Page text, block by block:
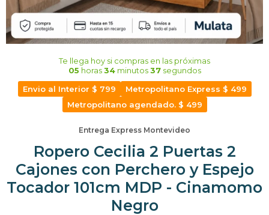
Te llega hoy si compras en las próximas
05 horas34minutos37segundos
Envio al Interior $ 799
Metropolitano Express $ 499
Metropolitano agendado. $ 499
Entrega Express Montevideo
Ropero Cecilia 2 Puertas 2
Cajones con Perchero y Espejo
Tocador 101cm MDP - Cinamomo
Negro